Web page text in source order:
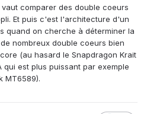
comparer des double coeurs
Et puis c'est l'architecture d'un
quand on cherche à déterminer la
nombreux double coeurs bien
(au hasard le Snapdragon Krait
est plus puissant par exemple
MT6589).